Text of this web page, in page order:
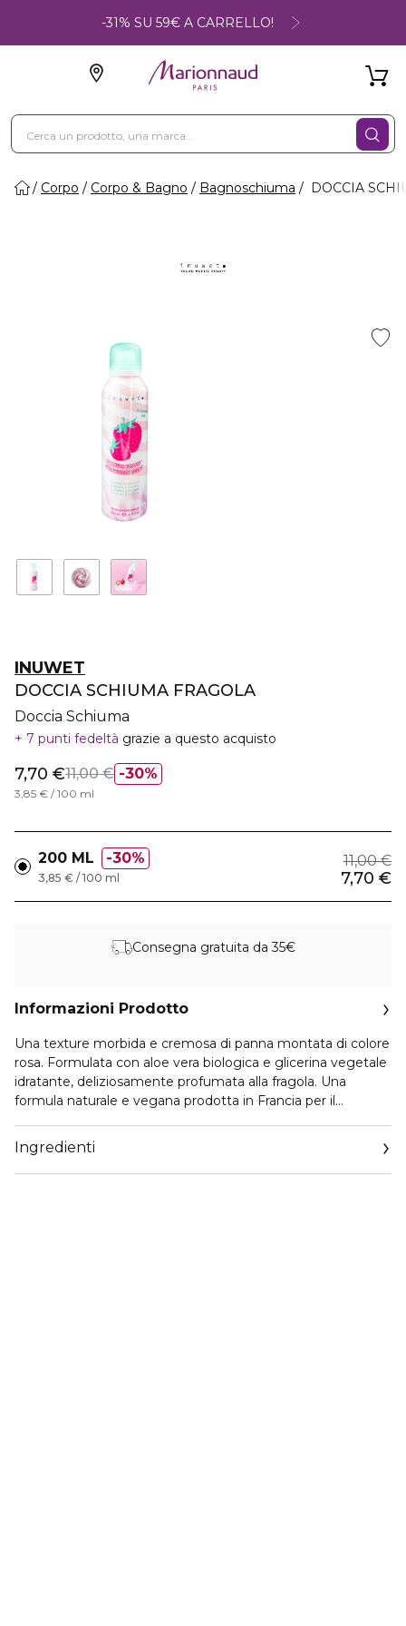
-31% SU 59€ A CARRELLO!
Corpo Corpo & Bagno Bagnoschiuma DOCCIA
INUWET
DOCCIA SCHIUMA FRAGOLA
Doccia Schiuma
7 punti fedeltà grazie a questo acquisto
30%
7,70 €11,00 €
3,85 € / 100 ml
200 ML 30% 11,00 €
7,70 €
3,85 € / 100 ml
Consegna gratuita da 35€
Informazioni Prodotto
Una texture morbida e cremosa di panna montata di colore
rosa. Formulata con aloe vera biologica e glicerina vegetale
idratante, deliziosamente profumata alla fragola. Una
formula naturale e vegana prodotta in Francia per il
Ingredienti